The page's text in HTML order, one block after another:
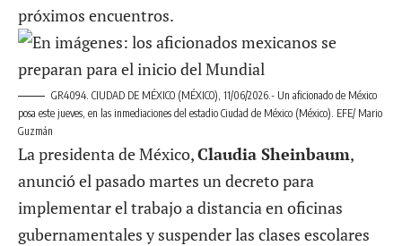
próximos encuentros.
GR4094. CIUDAD DE MÉXICO (MÉXICO), 11/06/2026.- Un aficionado de México
posa este jueves, en las inmediaciones del estadio Ciudad de México (México). EFE/ Mario
Guzmán
La presidenta de México,Claudia Sheinbaum,
anunció el pasado martes un decreto para
implementar el trabajo a distancia en oficinas
gubernamentales y suspender las clases escolares